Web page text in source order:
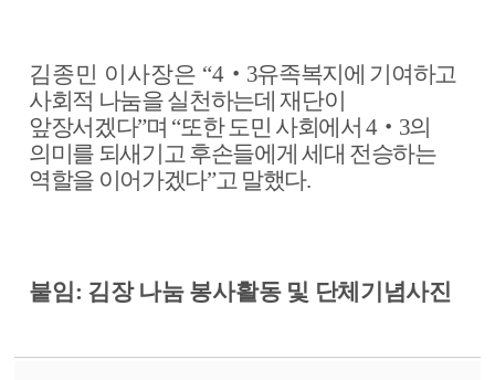
김종민 이사장은 “4 ‧ 3유족복지에 기여하고
사회적 나눔을 실천하는데 재단이
앞장서겠다”며 “또한 도민 사회에서4‧ 3의
의미를 되새기고 후손들에게 세대 전승하는
역할을 이어가겠다”고 말했다.
붙임: 김장 나눔 봉사활동 및 단체기념사진